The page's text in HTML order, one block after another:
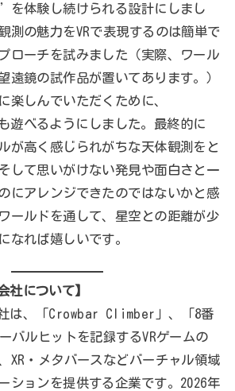
体験し続けられる設計にしまし
測の魅力をVRで表現するのは簡単で
ローチを試みました（実際、ワール
遠鏡の試作品が置いてあります。）
楽しんでいただくために、
遊べるようにしました。最終的に
が高く感じられがちな天体観測をと
して思いがけない発見や面白さと一
にアレンジできたのではないかと感
ールドを通して、星空との距離が少
なれば嬉しいです。
社について】
は、「Crowbar Climber」、「8番
バルヒットを記録するVRゲームの
XR・メタバースなどバーチャル領域
ションを提供する企業です。2026年